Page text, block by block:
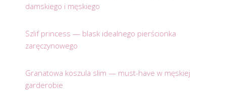
damskiego i męskiego
Szlif princess — blask idealnego pierścionka
zaręczynowego
Granatowa koszula slim — must-have w męskiej
garderobie